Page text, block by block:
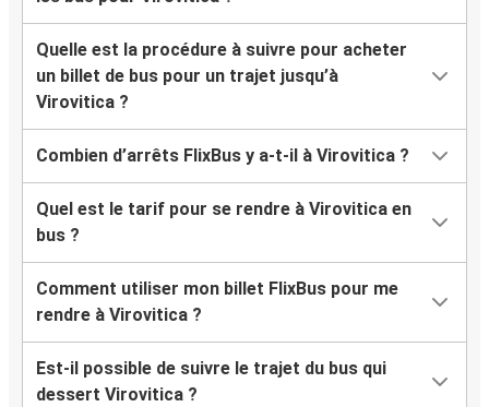
Quelle est la procédure à suivre pour acheter
un billet de bus pour un trajet jusqu’à
Virovitica ?
Combien d’arrêts FlixBus y a-t-il à Virovitica ?
Quel est le tarif pour se rendre à Virovitica en
bus ?
Comment utiliser mon billet FlixBus pour me
rendre à Virovitica ?
Est-il possible de suivre le trajet du bus qui
dessert Virovitica ?